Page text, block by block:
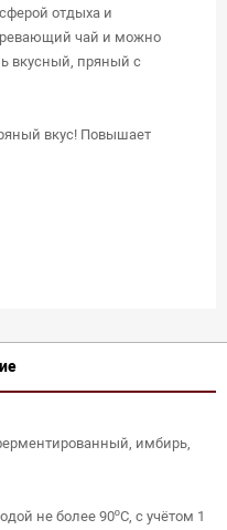
отдыха и
чай и можно
вкусный, пряный с
вкус! Повышает
имбирь,
не более 90ºС, с учётом 1